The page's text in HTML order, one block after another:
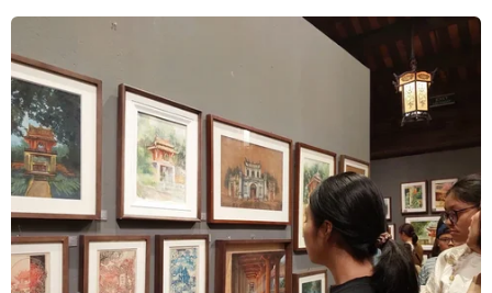
Lực lượng cảnh sát Algeria. (Nguồn: timeslive.co.za)
Ngày 29/12, Bộ Nội vụ Algeria cho biết sẽ có ít
nhất 10.000 binh sỹ, Hiến binh và cảnh sát được
huy động để bảo đảm an ninh cho người dân tại
thủ đô trong dịp Năm mới.
Nhiều biện pháp đảm bảo an toàn nghiêm ngặt